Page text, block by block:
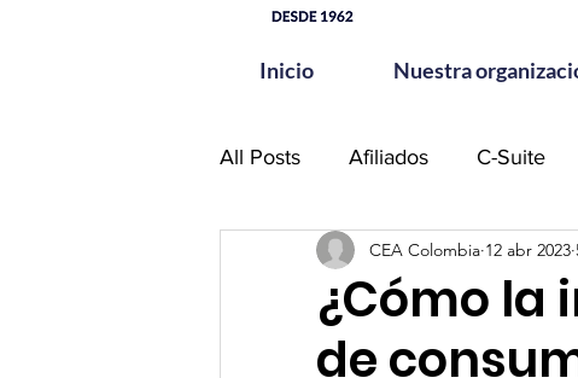
Inicio Nuestra
All Posts Afiliados C-Suite
Comité de Seguridad CEA-
Hands for Change
¿Cómo la
de
CEA Colombia 12 abr 2023